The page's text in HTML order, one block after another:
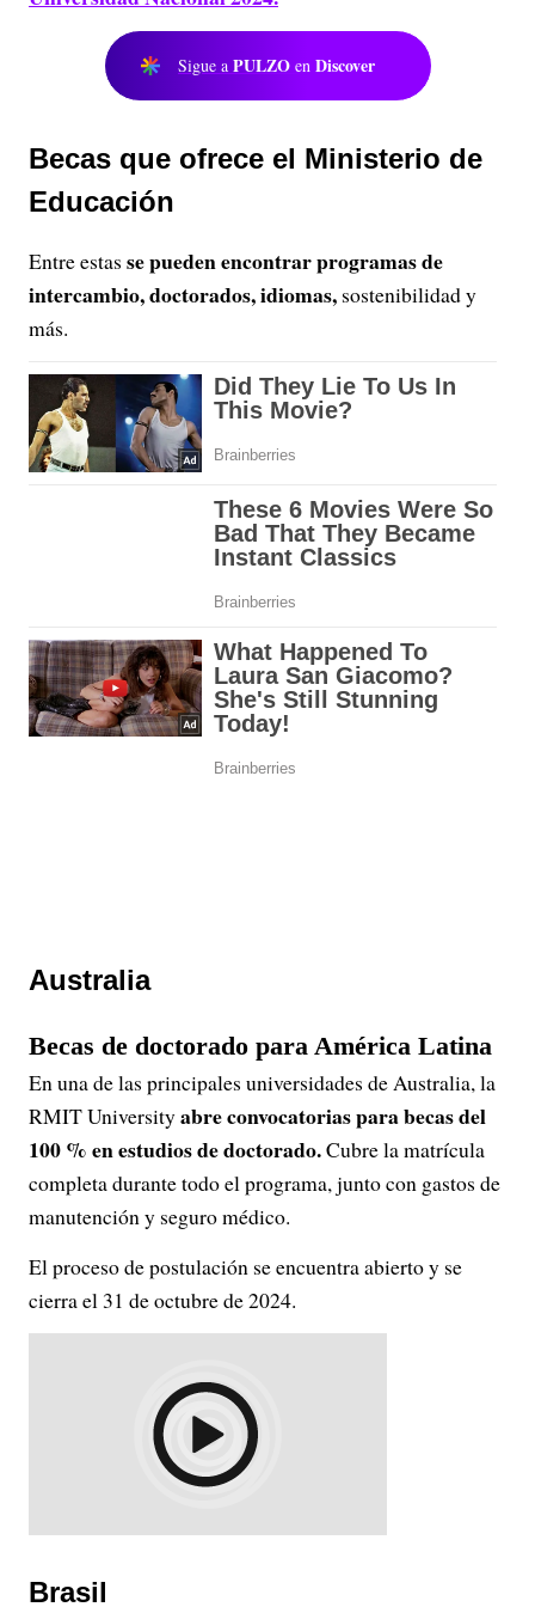
Sigue a PULZO en Discover
Becas que ofrece el Ministerio de
Educación
Entre estas se pueden encontrar programas de
intercambio, doctorados, idiomas, sostenibilidad y
más.
Australia
Becas de doctorado para América Latina
En una de las principales universidades de Australia, la
RMIT Universityabre convocatorias para becas del
100 % en estudios de doctorado.Cubre la matrícula
completa durante todo el programa, junto con gastos de
manutención y seguro médico.
El proceso de postulación se encuentra abierto y se
cierra el 31 de octubre de 2024.
Brasil